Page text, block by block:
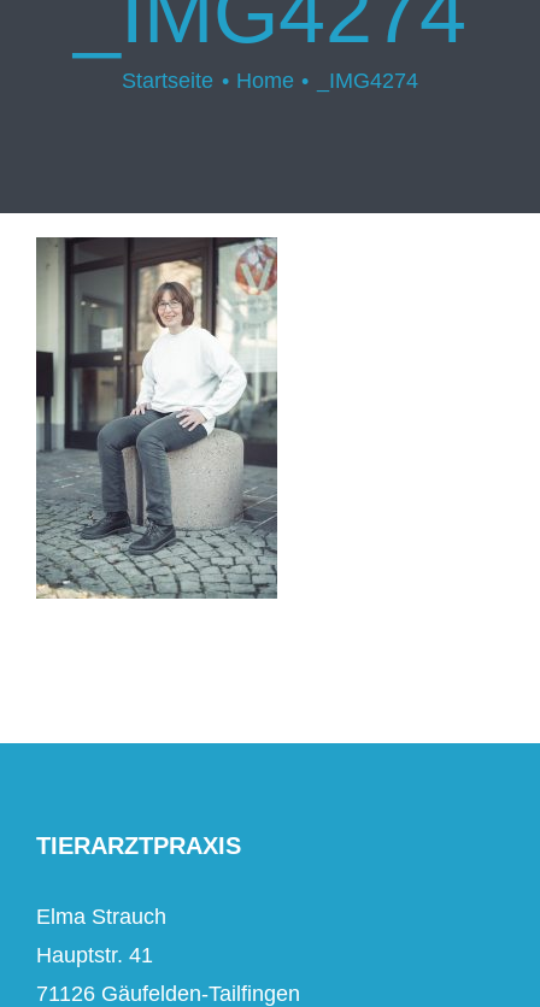
Startseite Home _IMG4274
TIERARZTPRAXIS
Elma Strauch
Hauptstr. 41
71126 Gäufelden-Tailfingen